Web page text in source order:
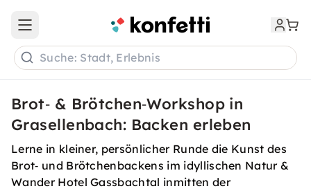
Open main menu
Suche: Stadt, Erlebnis
Brot‑ & Brötchen‑Workshop in
Grasellenbach: Backen erleben
Lerne in kleiner, persönlicher Runde die Kunst des
Brot‑ und Brötchenbackens im idyllischen Natur &
Wander Hotel Gassbachtal inmitten der